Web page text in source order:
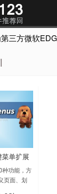
三方微软
单扩展
种功能，方
页面、划